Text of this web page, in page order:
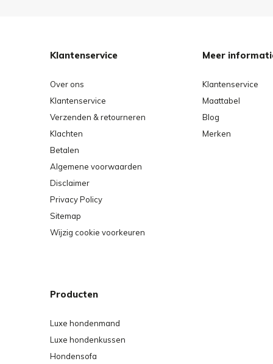
Klantenservice
Over ons
Klantenservice
Verzenden & retourneren
Klachten
Betalen
Algemene voorwaarden
Disclaimer
Privacy Policy
Sitemap
Wijzig cookie voorkeuren
Meer
Klantenservice
Maattabel
Blog
Merken
Producten
Luxe hondenmand
Luxe hondenkussen
Hondensofa